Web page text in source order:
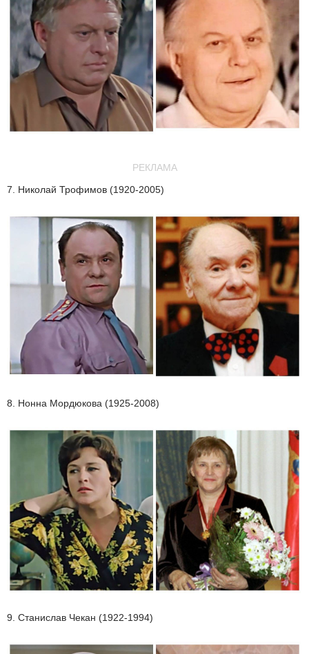
РЕКЛАМА
7. Николай Трофимов (1920-2005)
8. Нонна Мордюкова (1925-2008)
9. Станислав Чекан (1922-1994)